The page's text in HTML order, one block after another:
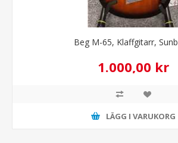
Beg M-65, Klaffgitarr,
1.000,00 kr
LÄGG I VARUKORG